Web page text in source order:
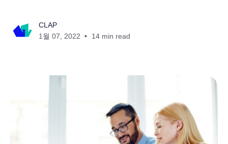
CLAP
1월 07, 2022
14 min read